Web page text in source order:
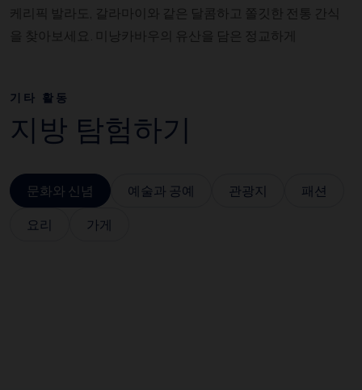
케리픽 발라도, 갈라마이와 같은 달콤하고 쫄깃한 전통 간식
을 찾아보세요. 미낭카바우의 유산을 담은 정교하게
기타 활동
지방 탐험하기
문화와 신념 예술과 공예 관광지
패션
요리
가게